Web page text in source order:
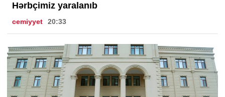
Hərbçimiz yaralanıb
cemiyyet 20:33